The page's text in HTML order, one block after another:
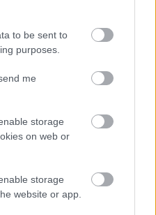
to be sent to
purposes.
me
storage
on web or
storage
website or app.